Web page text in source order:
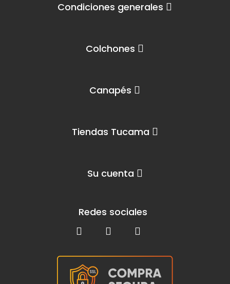
Condiciones generales
Colchones
Canapés
Tiendas Tucama
Su cuenta
Redes sociales